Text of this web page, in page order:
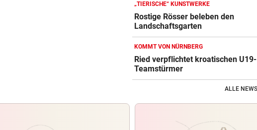
„TIERISCHE“ KUNSTWERKE
Rostige Rösser beleben den
Landschaftsgarten
KOMMT VON NÜRNBERG
Ried verpflichtet kroatischen U19-
Teamstürmer
ALLE